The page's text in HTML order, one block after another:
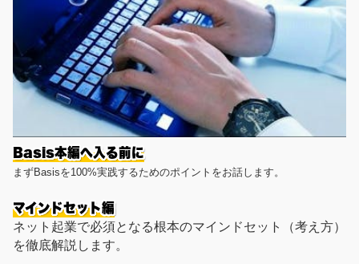
Basis本編へ入る前に
まずBasisを100%実践するためのポイントをお話します。
マインドセット編
ネット起業で必須となる根本のマインドセット（考え方）
を徹底解説します。